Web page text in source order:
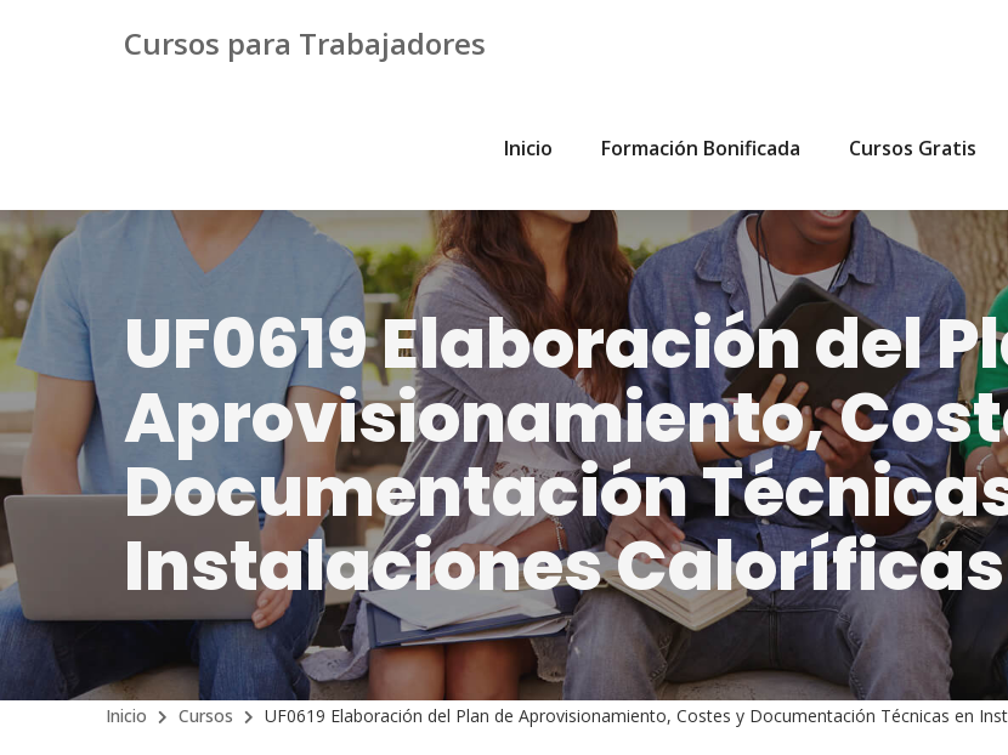
Cursos para Trabajadores
Inicio Formación Bonificada Cursos Gratis
UF0619 Elaboración del
Aprovisionamiento,
Documentación
Instalaciones Caloríficas
Inicio Cursos UF0619 Elaboración del Plan de Aprovisionamiento, Costes y Documentación Técnicas en